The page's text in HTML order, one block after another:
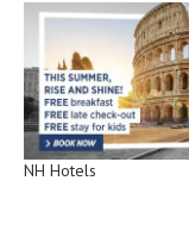
NH Hotels